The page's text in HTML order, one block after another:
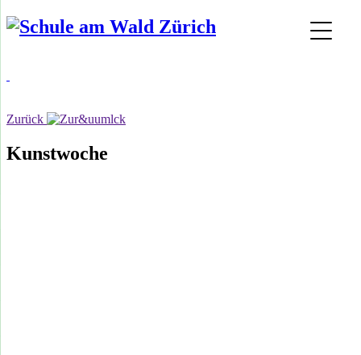
Zurück
Kunstwoche